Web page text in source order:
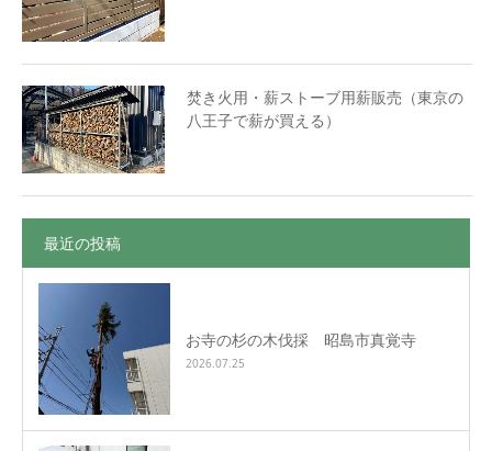
焚き火用・薪ストーブ用薪販売（東京の
八王子で薪が買える）
最近の投稿
お寺の杉の木伐採 昭島市真覚寺
2026.07.25